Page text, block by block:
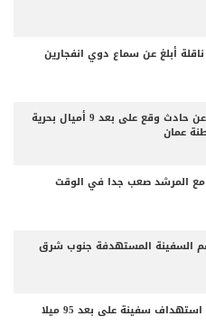
ناقلة أبلغ عن سماع دوي انفجارين
هيئة بحرية بريطانية: بلاغ عن حادث وقع على بعد 9 أميال بحرية
عمان
مع المرشد صعب جدا في الوقت
السفينة المستهدفة جنوب شرق
هيئة بحرية: بلاغ عن حادث استهداف سفينة على بعد 95 ميلا